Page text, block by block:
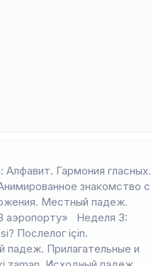
Гармония гласных.
знакомство с
Местный падеж.
аэропорту» Неделя 3:
Послелог için.
падеж. Прилагательные и